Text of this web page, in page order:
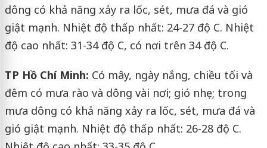
dông có khả năng xảy ra lốc, sét, mưa đá và gió
giật mạnh. Nhiệt độ thấp nhất: 24-27 độ C. Nhiệt
độ cao nhất: 31-34 độ C, có nơi trên 34 độ C.
TP Hồ Chí Minh: Có mây, ngày nắng, chiều tối và
đêm có mưa rào và dông vài nơi; gió nhẹ; trong
mưa dông có khả năng xảy ra lốc, sét, mưa đá và
gió giật mạnh. Nhiệt độ thấp nhất: 26-28 độ C.